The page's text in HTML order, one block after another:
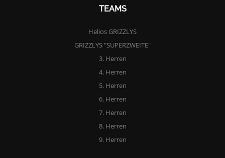
TEAMS
Helios GRIZZLYS
GRIZZLYS "SUPERZWEITE"
3. Herren
4. Herren
5. Herren
6. Herren
7. Herren
8. Herren
9. Herren